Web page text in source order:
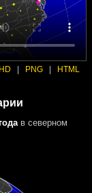
| PNG | HTML
в северном